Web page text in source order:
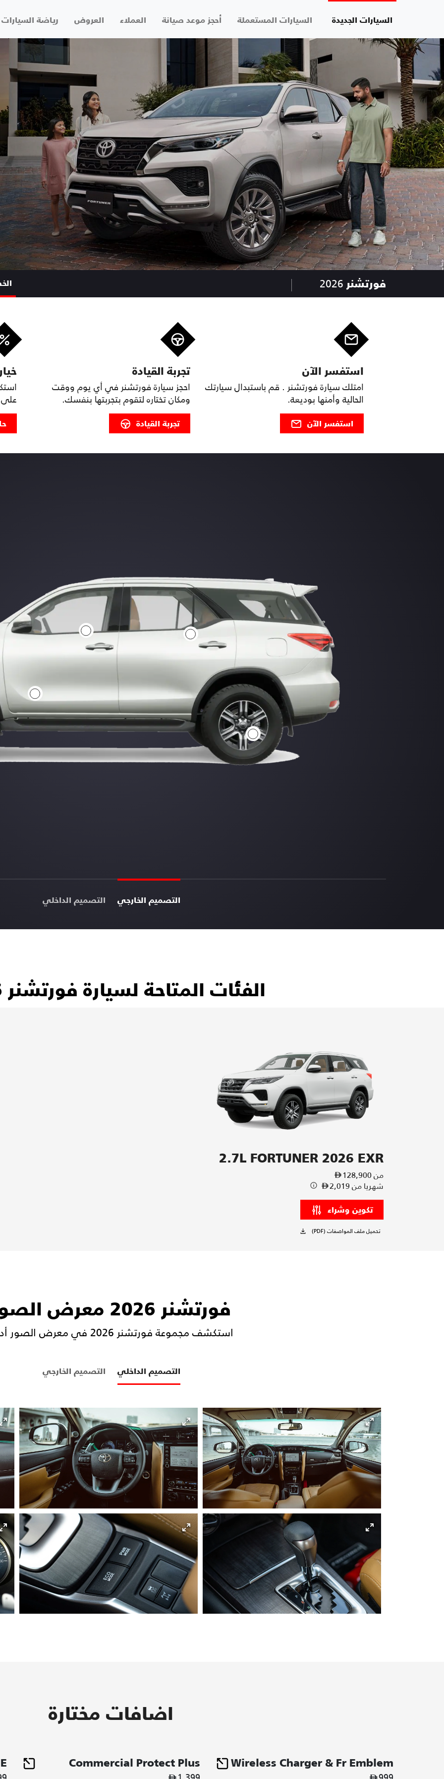
السيارات الجديدة السيارات المستعملة أحجز موعد صيانة العملاء العروض رياضة السيارات
فورتشنر 2026
استفسر الآن
امتلك سيارة فورتشنر . قم باستبدال سيارتك
الحالية وأمنها بوديعة.
استفسر الآن
تجربة القيادة
احجز سيارة فورتشنر في أي يوم ووقت
ومكان تختاره لتقوم بتجربتها بنفسك.
تجربة القيادة
على
التصميم الخارجي التصميم الداخلي
الفئات المتاحة لسيارةفورتشنر
2.7L FORTUNER 2026 EXR
من128,900
شهريا من 2,019
تكوين وشراء
تحميل ملف المواصفات (PDF)
فورتشنر 2026 معرض الصور
استكشف مجموعة فورتشنر 2026 في معرض الصور أدناه
التصميم الداخلي التصميم الخارجي
اضافات مختارة
Wireless Charger & Fr Emblem
Commercial Protect Plus